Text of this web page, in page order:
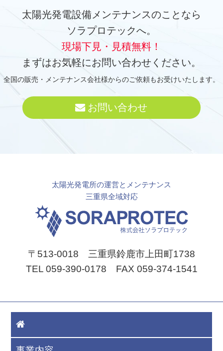
太陽光発電設備メンテナンスのことなら
ソラプロテックへ。
現場下見・見積無料！
まずはお気軽にお問い合わせください。
全国の販売・メンテナンス会社様からのご依頼もお受けいたします。
お問い合わせ
太陽光発電所の運営とメンテナンス
三重県全域対応
〒513-0018 三重県鈴鹿市上田町1738
TEL 059-390-0178 FAX 059-374-1541